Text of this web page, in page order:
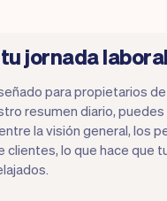
jornada laboral
para propietarios
resumen diario,
la visión general, los
clientes, lo que hace que
te permite
un resumen